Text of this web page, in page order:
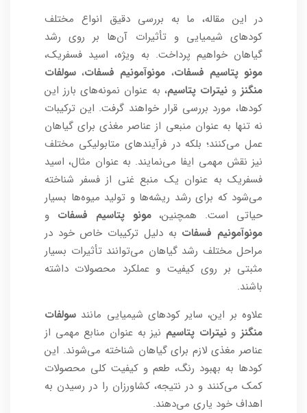
در این مقاله، ما به بررسی دقیق انواع مختلف
کودهای شیمیایی و تأثیرات آن‌ها بر روی رشد
گیاهان خواهیم پرداخت. به ویژه، اسید فسفریک،
مونو پتاسیم فسفات، مونوآمونیم فسفات، سولفات
منگنز ونیترات پتاسیم، به عنوان نمونه‌های بارز این
کودها، مورد بررسی قرار خواهند گرفت. این ترکیبات
نه تنها به عنوان منبعی از عناصر مغذی برای گیاهان
عمل می‌کنند؛ بلکه در فرآیندهای متابولیکی مختلف
نیز نقش مهمی ایفا می‌نمایند. به عنوان مثال، اسید
فسفریک به عنوان یک منبع غنی از فسفر شناخته
می‌شود که برای رشد ریشه‌ها و تولید میوه‌ها بسیار
حیاتی است. همچنین،مونو پتاسیم فسفات و
مونوآمونیم فسفات به دلیل ترکیبات خاص خود در
مراحل مختلف رشد گیاهان می‌توانند تأثیرات بسیار
مثبتی بر روی کیفیت و عملکرد محصولات داشته
باشند.
علاوه بر این، سایر کودهای شیمیایی مانند سولفات
منگنز ونیترات پتاسیم نیز به عنوان منابع مهمی از
عناصر مغذی لازم برای گیاهان شناخته می‌شوند. این
کودها به بهبود رنگ، طعم و کیفیت کلی محصولات
کمک می‌کنند و در نتیجه، کشاورزان را در رسیدن به
اهداف خود یاری می‌دهند.